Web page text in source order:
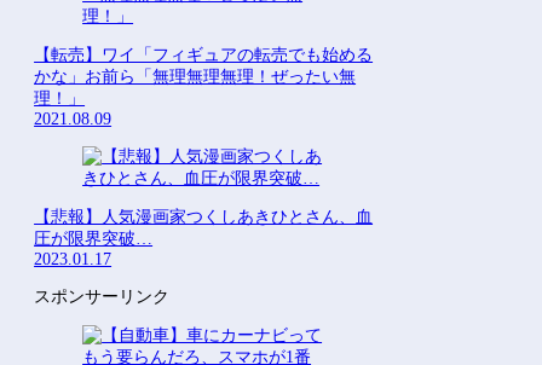
【転売】ワイ「フィギュアの転売でも始める
かな」お前ら「無理無理無理！ぜったい無
理！」
2021.08.09
【悲報】人気漫画家つくしあきひとさん、血
圧が限界突破…
2023.01.17
スポンサーリンク